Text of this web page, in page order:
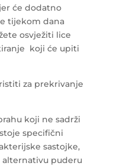
će dodatno
tijekom dana
osvježiti lice
koji će upiti
za prekrivanje
koji ne sadrži
specifični
sastojke,
alternativu puderu